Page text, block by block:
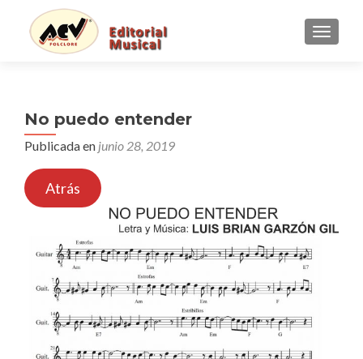
No puedo entender
Publicada en junio 28, 2019
Atrás